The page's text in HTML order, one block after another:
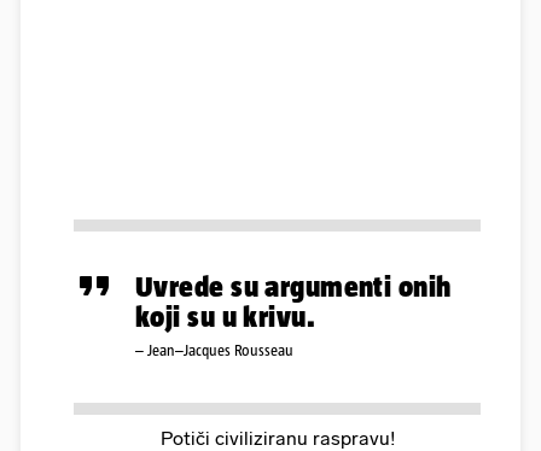
Uvrede su argumenti onih
koji su u krivu.
– Jean–Jacques Rousseau
Potiči civiliziranu raspravu!